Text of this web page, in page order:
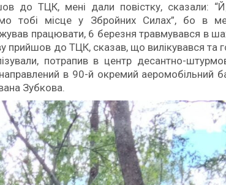
до ТЦК, мені дали повістку, сказали:
тобі місце у Збройних Силах”, бо в
працювати, 6 березня травмувався в
прийшов до ТЦК, сказав, що вилікувався та
потрапив в центр десантно-
в 90-й окремий аеромобільний
Зубкова.